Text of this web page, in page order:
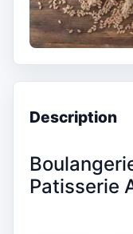
Description
Patisserie